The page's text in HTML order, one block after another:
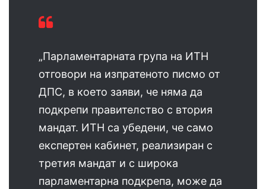
„Парламентарната група на ИТН
отговори на изпратеното писмо от
ДПС, в което заяви, че няма да
подкрепи правителство с втория
мандат. ИТН са убедени, че само
експертен кабинет, реализиран с
третия мандат и с широка
парламентарна подкрепа, може да